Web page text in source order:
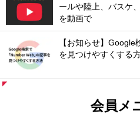
ールや陸上、バスケ
を動画で
【お知らせ】
を見つけやすくする
会員メ